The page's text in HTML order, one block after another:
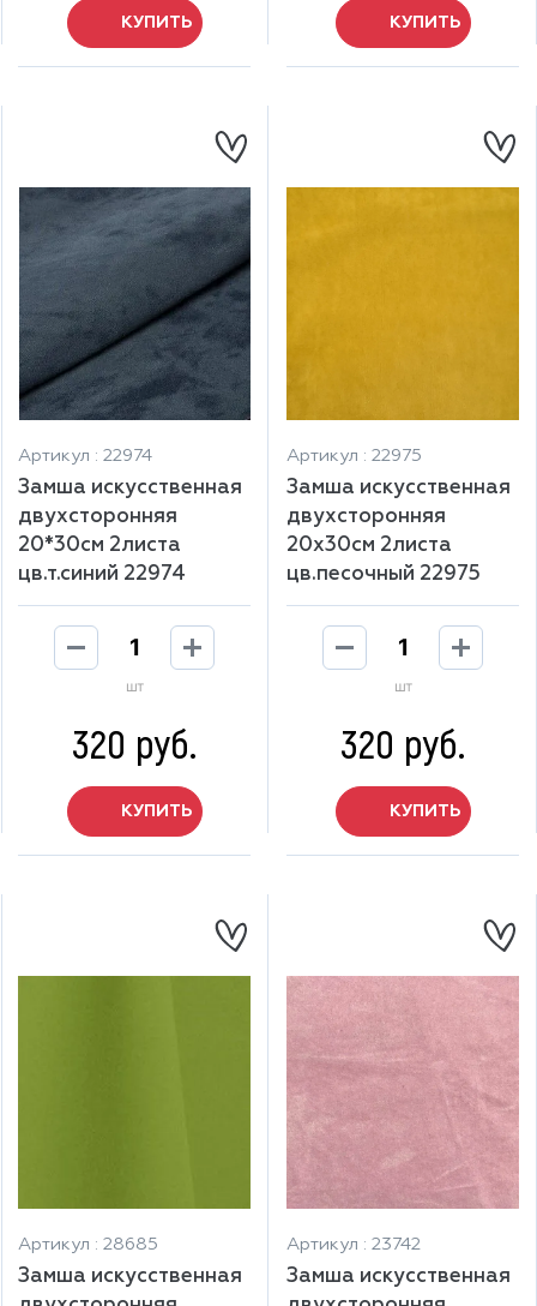
КУПИТЬ КУПИТЬ
Артикул : 22974
Замша искусственная
двухсторонняя
20*30см 2листа
цв.т.синий 22974
шт
320 руб.
КУПИТЬ
Артикул : 22975
Замша искусственная
двухсторонняя
20х30см 2листа
цв.песочный 22975
шт
320 руб.
КУПИТЬ
Артикул : 28685
Замша искусственная
Артикул : 23742
Замша искусственная